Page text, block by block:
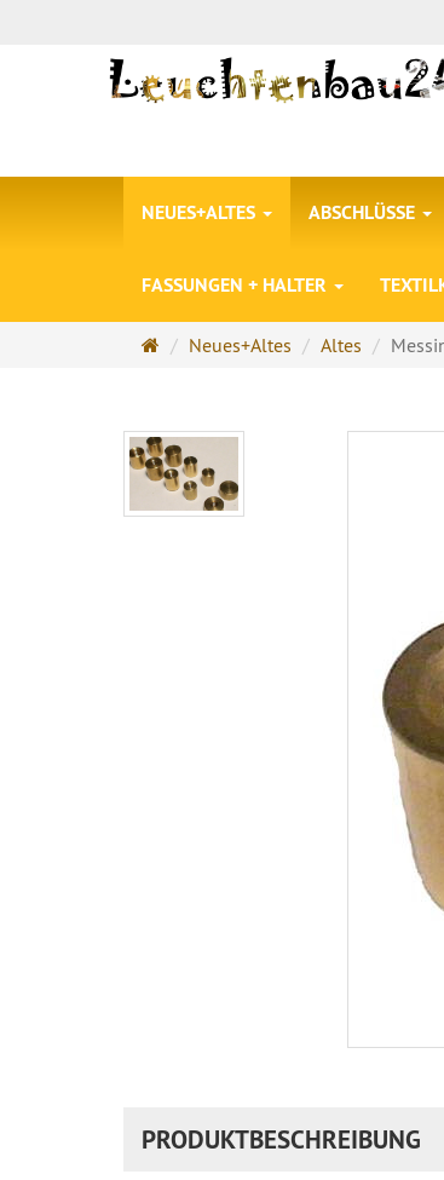
NEUES+ALTES ABSCHLÜSSE
FASSUNGEN + HALTER
Startseite
Neues+Altes Altes
PRODUKTBESCHREIBUNG